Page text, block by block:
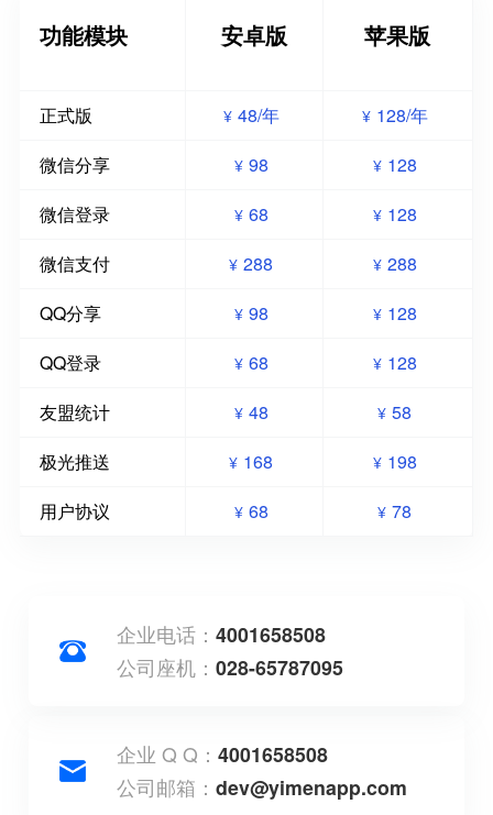
功能模块 安卓版 苹果版
正式版 ¥ 48/年 ¥ 128/年
微信分享
¥ 98 ¥ 128
微信登录
¥ 68 ¥ 128
微信支付
¥ 288 ¥ 288
QQ分享
¥ 98 ¥ 128
QQ登录
¥ 68 ¥ 128
友盟统计
¥ 48 ¥ 58
极光推送
¥ 168 ¥ 198
用户协议
¥ 68 ¥ 78
企业电话：4001658508
公司座机：028-65787095
企业 Q Q：4001658508
公司邮箱：dev@yimenapp.com